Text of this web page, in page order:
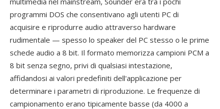
programmi DOS che consentivano agli utenti PC di
acquisire e riprodurre audio attraverso hardware
rudimentale — spesso lo speaker del PC stesso o le prime
schede audio a 8 bit. Il formato memorizza campioni PCM a
8 bit senza segno, privi di qualsiasi intestazione,
affidandosi ai valori predefiniti dell'applicazione per
determinare i parametri di riproduzione. Le frequenze di
campionamento erano tipicamente basse (da 4000 a